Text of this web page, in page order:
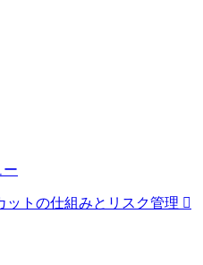
ー
ットの仕組みとリスク管理